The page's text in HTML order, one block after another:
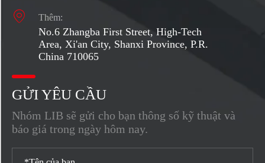
 Thêm:
No.6 Zhangba First Street, High-Tech
Area, Xi'an City, Shanxi Province, P.R.
China 710065
GỬI YÊU CẦU
Nhóm LIB sẽ gửi cho bạn thông số kỹ thuật và
báo giá trong ngày hôm nay.